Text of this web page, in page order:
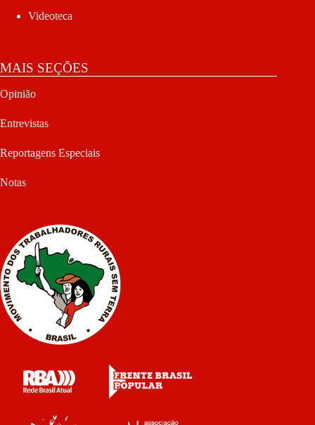
Videoteca
MAIS SEÇÕES
Opinião
Entrevistas
Reportagens Especiais
Notas